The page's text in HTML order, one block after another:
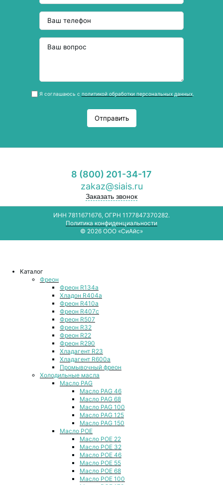
Я соглашаюсь с политикой обработки персональных данных.
Отправить
8 (800) 201-34-17
zakaz@siais.ru
Заказать звонок
ИНН 7811671676, ОГРН 1177847370282.
Политика конфиденциальности
© 2026 ООО «СиАйс»
Каталог
Фреон
Фреон R134a
Хладон R404a
Фреон R410a
Фреон R407с
Фреон R507
Фреон R32
Фреон R22
Фреон R290
Хладагент R23
Хладагент R600a
Промывочный фреон
Холодильные масла
Масло PAG
Масло PAG 46
Масло PAG 68
Масло PAG 100
Масло PAG 125
Масло PAG 150
Масло POE
Масло POE 22
Масло POE 32
Масло POE 46
Масло POE 55
Масло POE 68
Масло POE 100